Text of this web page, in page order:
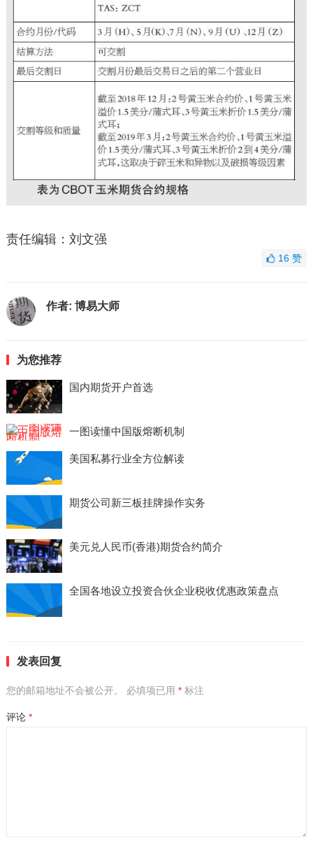
责任编辑：刘文强
16赞
作者: 博易大师
为您推荐
国内期货开户首选
一图读懂中国版熔断机制
美国私募行业全方位解读
期货公司新三板挂牌操作实务
美元兑人民币(香港)期货合约简介
全国各地设立投资合伙企业税收优惠政策盘点
发表回复
您的邮箱地址不会被公开。 必填项已用 *标注
评论 *